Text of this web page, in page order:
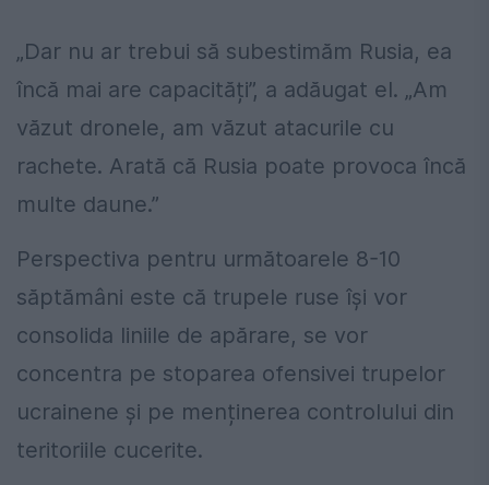
„Dar nu ar trebui să subestimăm Rusia, ea
încă mai are capacități”, a adăugat el. „Am
văzut dronele, am văzut atacurile cu
rachete. Arată că Rusia poate provoca încă
multe daune.”
Perspectiva pentru următoarele 8-10
săptămâni este că trupele ruse își vor
consolida liniile de apărare, se vor
concentra pe stoparea ofensivei trupelor
ucrainene și pe menținerea controlului din
teritoriile cucerite.